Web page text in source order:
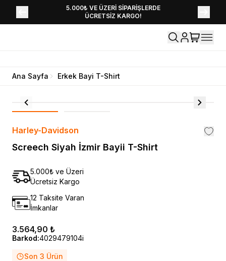
5.000₺ VE ÜZERİ SİPARİŞLERDE
ÜCRETSİZ KARGO!
YENİ SEZON KOLEKSİYONU EKLENDİ,
HEMEN KEŞFET!
Ana Sayfa Erkek Bayi T-Shirt
Harley-Davidson
Screech Siyah İzmir Bayii T-Shirt
5.000₺ ve Üzeri
Ücretsiz Kargo
12 Taksite Varan
İmkanlar
3.564,90 ₺
Barkod:4029479104i
Son 3 Ürün